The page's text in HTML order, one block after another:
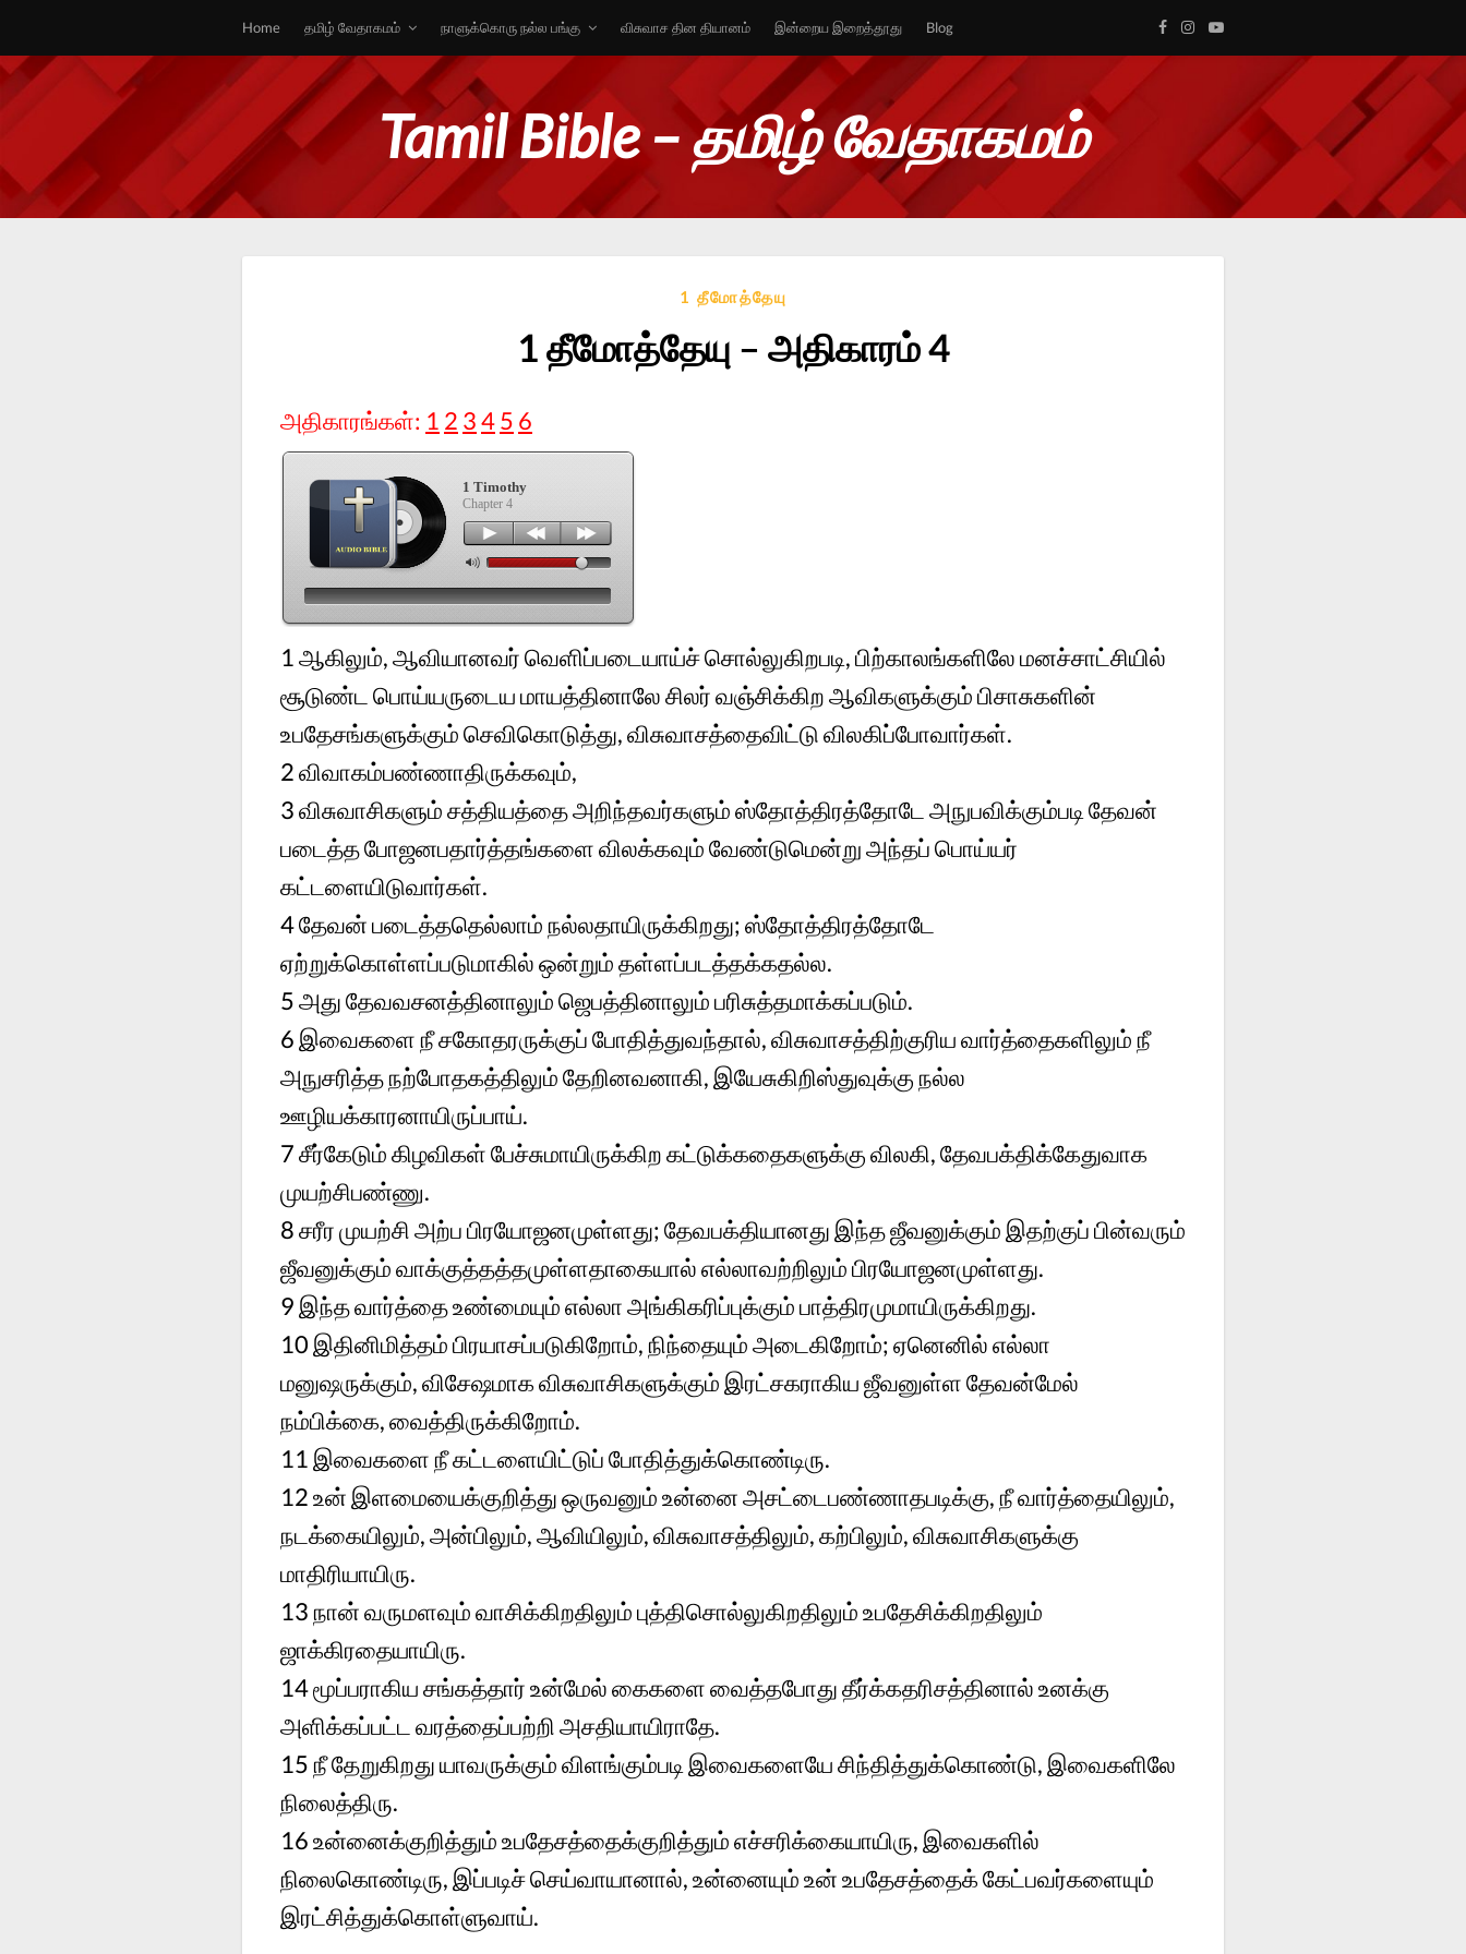
Home தமிழ் வேதாகமம் நாளுக்கொரு நல்ல பங்கு விசுவாச தின தியானம் இன்றைய இறைத்தூது Blog
Tamil Bible – தமிழ் வேதாகமம்
1 தீமோத்தேயு
1 தீமோத்தேயு – அதிகாரம் 4
அதிகாரங்கள்: 1 2 345 6
1 Timothy
Chapter 4
1ஆகிலும், ஆவியானவர் வெளிப்படையாய்ச் சொல்லுகிறபடி, பிற்காலங்களிலே மனச்சாட்சியில்
சூடுண்ட பொய்யருடைய மாயத்தினாலே சிலர் வஞ்சிக்கிற ஆவிகளுக்கும் பிசாசுகளின்
உபதேசங்களுக்கும் செவிகொடுத்து, விசுவாசத்தைவிட்டு விலகிப்போவார்கள்.
2விவாகம்பண்ணாதிருக்கவும்,
3விசுவாசிகளும் சத்தியத்தை அறிந்தவர்களும் ஸ்தோத்திரத்தோடே அநுபவிக்கும்படி தேவன்
படைத்த போஜனபதார்த்தங்களை விலக்கவும் வேண்டுமென்று அந்தப் பொய்யர்
கட்டளையிடுவார்கள்.
4தேவன் படைத்ததெல்லாம் நல்லதாயிருக்கிறது; ஸ்தோத்திரத்தோடே
ஏற்றுக்கொள்ளப்படுமாகில் ஒன்றும் தள்ளப்படத்தக்கதல்ல.
5அது தேவவசனத்தினாலும் ஜெபத்தினாலும் பரிசுத்தமாக்கப்படும்.
6 இவைகளை நீ சகோதரருக்குப் போதித்துவந்தால், விசுவாசத்திற்குரிய வார்த்தைகளிலும் நீ
அநுசரித்த நற்போதகத்திலும் தேறினவனாகி, இயேசுகிறிஸ்துவுக்கு நல்ல
ஊழியக்காரனாயிருப்பாய்.
7சீர்கேடும் கிழவிகள் பேச்சுமாயிருக்கிற கட்டுக்கதைகளுக்கு விலகி, தேவபக்திக்கேதுவாக
முயற்சிபண்ணு.
8சரீர முயற்சி அற்ப பிரயோஜனமுள்ளது; தேவபக்தியானது இந்த ஜீவனுக்கும் இதற்குப் பின்வரும்
ஜீவனுக்கும் வாக்குத்தத்தமுள்ளதாகையால் எல்லாவற்றிலும் பிரயோஜனமுள்ளது.
9 இந்த வார்த்தை உண்மையும் எல்லா அங்கிகரிப்புக்கும் பாத்திரமுமாயிருக்கிறது.
10 இதினிமித்தம் பிரயாசப்படுகிறோம், நிந்தையும் அடைகிறோம்; ஏனெனில் எல்லா
மனுஷருக்கும், விசேஷமாக விசுவாசிகளுக்கும் இரட்சகராகிய ஜீவனுள்ள தேவன்மேல்
நம்பிக்கை, வைத்திருக்கிறோம்.
11 இவைகளை நீ கட்டளையிட்டுப் போதித்துக்கொண்டிரு.
12உன் இளமையைக்குறித்து ஒருவனும் உன்னை அசட்டைபண்ணாதபடிக்கு, நீ வார்த்தையிலும்,
நடக்கையிலும், அன்பிலும், ஆவியிலும், விசுவாசத்திலும், கற்பிலும், விசுவாசிகளுக்கு
மாதிரியாயிரு.
13நான் வருமளவும் வாசிக்கிறதிலும் புத்திசொல்லுகிறதிலும் உபதேசிக்கிறதிலும்
ஜாக்கிரதையாயிரு.
14மூப்பராகிய சங்கத்தார் உன்மேல் கைகளை வைத்தபோது தீர்க்கதரிசத்தினால் உனக்கு
அளிக்கப்பட்ட வரத்தைப்பற்றி அசதியாயிராதே.
15நீ தேறுகிறது யாவருக்கும் விளங்கும்படி இவைகளையே சிந்தித்துக்கொண்டு, இவைகளிலே
நிலைத்திரு.
16உன்னைக்குறித்தும் உபதேசத்தைக்குறித்தும் எச்சரிக்கையாயிரு, இவைகளில்
நிலைகொண்டிரு, இப்படிச் செய்வாயானால், உன்னையும் உன் உபதேசத்தைக் கேட்பவர்களையும்
இரட்சித்துக்கொள்ளுவாய்.